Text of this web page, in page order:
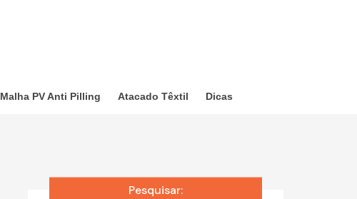
Malha PV Anti Pilling Atacado Têxtil Dicas
Pesquisar: